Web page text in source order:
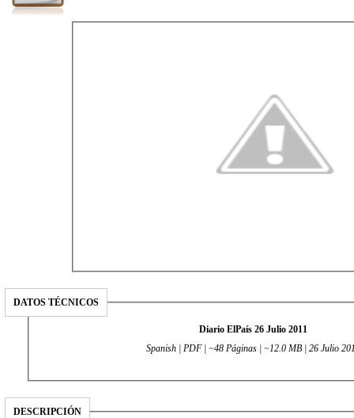
DATOS TÉCNICOS
Diario ElPaís 26 Julio 2011
Spanish | PDF | ~48 Páginas | ~12.0 MB | 26 Julio
DESCRIPCIÓN